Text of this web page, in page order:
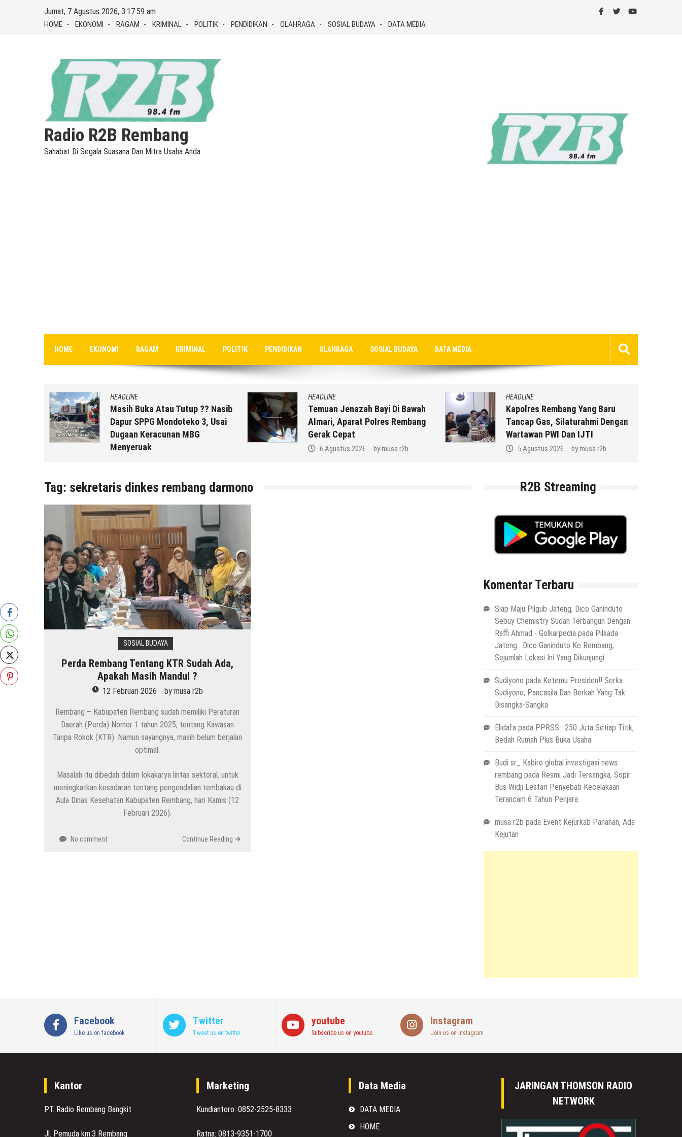
Jumat, 7 Agustus 2026, 3:18:00 am
HOME EKONOMI RAGAM KRIMINAL POLITIK PENDIDIKAN OLAHRAGA SOSIAL BUDAYA DATA MEDIA
Radio R2B Rembang
Sahabat Di Segala Suasana Dan Mitra Usaha Anda
HOME EKONOMI RAGAM KRIMINAL POLITIK PENDIDIKAN OLAHRAGA SOSIAL BUDAYA DATA MEDIA
HEADLINE
Masih Buka Atau Tutup ?? Nasib
Dapur SPPG Mondoteko 3, Usai
Dugaan Keracunan MBG
Menyeruak
HEADLINE
Temuan Jenazah Bayi Di Bawah
Almari, Aparat Polres Rembang
Gerak Cepat
6 Agustus 2026 bymusa r2b
HEADLINE
Kapolres Rembang Yang Baru
Tancap Gas, Silaturahmi Dengan
Wartawan PWI Dan IJTI
5 Agustus 2026 bymusa r2b
Tag: sekretaris dinkes rembang darmono
SOSIAL BUDAYA
Perda Rembang Tentang KTR Sudah Ada,
Apakah Masih Mandul ?
12 Februari 2026 by musa r2b
Rembang – Kabupaten Rembang sudah memiliki Peraturan
Daerah (Perda) Nomor 1 tahun 2025, tentang Kawasan
Tanpa Rokok (KTR). Namun sayangnya, masih belum berjalan
optimal.
Masalah itu dibedah dalam lokakarya lintas sektoral, untuk
meningkatkan kesadaran tentang pengendalian tembakau di
Aula Dinas Kesehatan Kabupaten Rembang, hari Kamis (12
Februari 2026).
No comment Continue Reading
R2B Streaming
Komentar Terbaru
Siap Maju Pilgub Jateng, Dico Ganinduto
Sebuy Chemistry Sudah Terbangun Dengan
Raffi Ahmad - Golkarpedia pada Pilkada
Jateng : Dico Ganinduto Ke Rembang,
Sejumlah Lokasi Ini Yang Dikunjungi
Sudiyono pada Ketemu Presiden!! Serka
Sudiyono, Pancasila Dan Berkah Yang Tak
Disangka-Sangka
Elidafa pada PPRSS : 250 Juta Setiap Titik,
Bedah Rumah Plus Buka Usaha
Budi sr_ Kabiro global investigasi news
rembang pada Resmi Jadi Tersangka, Sopir
Bus Widji Lestari Penyebab Kecelakaan
Terancam 6 Tahun Penjara
musa r2b pada Event Kejurkab Panahan, Ada
Kejutan
Facebook
Like us on facebook
Twitter
Tweet us on twitter
youtube
Subscribe us on youtube
Instagram
Join us on instagram
Kantor
PT. Radio Rembang Bangkit
Jl. Pemuda km.3 Rembang
Marketing
Kundiantoro: 0852-2525-8333
Ratna: 0813-9351-1700
Data Media
DATA MEDIA
HOME
JARINGAN THOMSON RADIO
NETWORK